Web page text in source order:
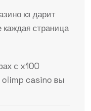
кз дарит
каждая страница
с x100
olimp casino вы